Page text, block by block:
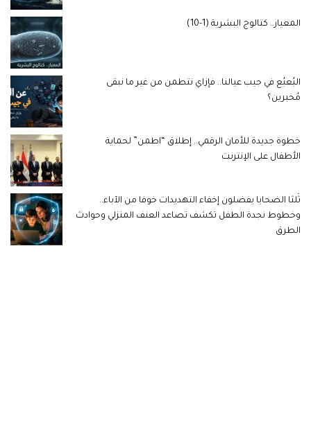
المعيار.. كتالوج البشرية (1-10)
البُعبُع في جيب عيالنا.. فإزاي نتطمن من غير ما نبقى
مُخبرين؟
خطوة جديدة للأمان الرقمي.. إطلاق “اطمن” لحماية
الأطفال على الإنترنت
ثُلثا الضحايا يفضلون إخفاء التهديدات خوفا من الآباء..
وخطوط نجدة الطفل تكشف تصاعد العنف المنزلي وحوادث
الطرق